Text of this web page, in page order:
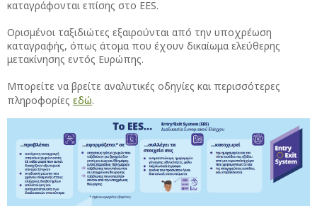
καταγράφονται επίσης στο EES.
Ορισμένοι ταξιδιώτες εξαιρούνται από την υποχρέωση
καταγραφής, όπως άτομα που έχουν δικαίωμα ελεύθερης
μετακίνησης εντός Ευρώπης.
Μπορείτε να βρείτε αναλυτικές οδηγίες και περισσότερες
πληροφορίες εδώ.